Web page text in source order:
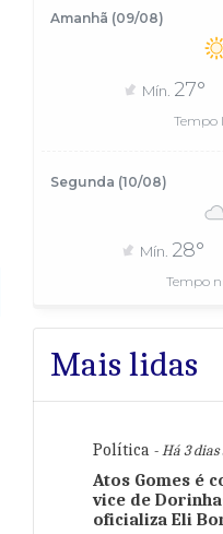
Amanhã (09/08)
Mín. 27°
Tempo
Segunda (10/08)
Mín. 28°
Tempo
Mais lidas
Política - Há 3
Atos Gomes é
vice de
oficializa Eli